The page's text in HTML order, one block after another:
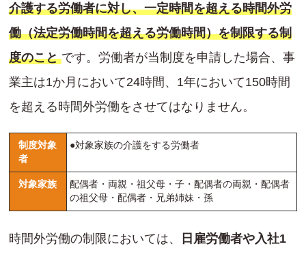
介護する労働者に対し、一定時間を超える時間外労
働（法定労働時間を超える労働時間）を制限する制
度のことです。労働者が当制度を申請した場合、事
業主は1か月において24時間、1年において150時間
を超える時間外労働をさせてはなりません。
制度対象
者
●対象家族の介護をする労働者
対象家族
配偶者・両親・祖父母・子・配偶者の両親・配偶者
の祖父母・配偶者・兄弟姉妹・孫
時間外労働の制限においては、
日雇労働者や入社1